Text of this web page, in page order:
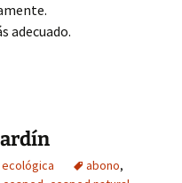
adecuado.
abono,